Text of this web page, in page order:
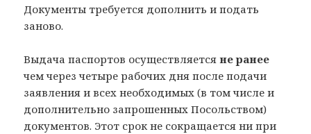
Документы требуется дополнить и подать
заново.
Выдача паспортов осуществляетсяне ранее
чем через четыре рабочих дня после подачи
заявления и всех необходимых (в том числе и
дополнительно запрошенных Посольством)
документов. Этот срок не сокращается ни при